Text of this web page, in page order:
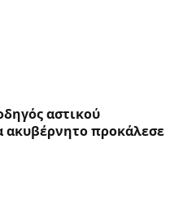
αστικού
ακυβέρνητο προκάλεσε